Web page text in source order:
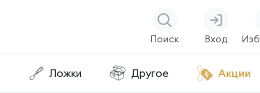
Поиск Вход
Ложки Другое Акции